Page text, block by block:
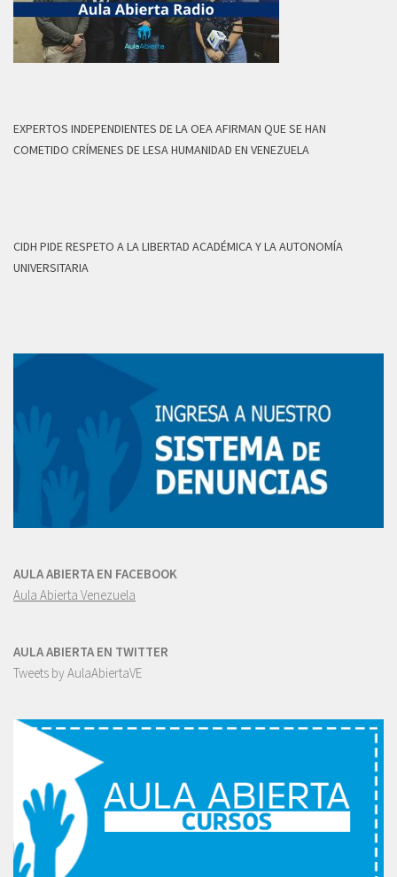
EXPERTOS INDEPENDIENTES DE LA OEA AFIRMAN QUE SE HAN
COMETIDO CRÍMENES DE LESA HUMANIDAD EN VENEZUELA
CIDH PIDE RESPETO A LA LIBERTAD ACADÉMICA Y LA AUTONOMÍA
UNIVERSITARIA
AULA ABIERTA EN FACEBOOK
Aula Abierta Venezuela
AULA ABIERTA EN TWITTER
Tweets by AulaAbiertaVE